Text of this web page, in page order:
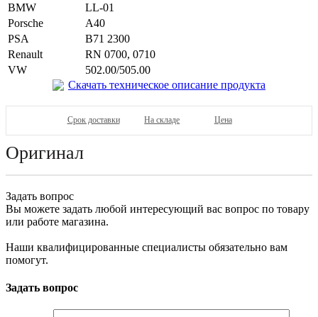
BMW
LL-01
Porsche
A40
PSA
B71 2300
Renault
RN 0700, 0710
VW
502.00/505.00
Скачать техническое описание продукта
Срок доставки На складе Цена
Оригинал
Задать вопрос
Вы можете задать любой интересующий вас вопрос по товару
или работе магазина.
Наши квалифицированные специалисты обязательно вам
помогут.
Задать вопрос